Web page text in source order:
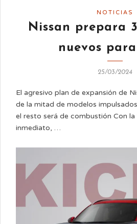
NOTICIAS
Nissan prepara
nuevos
25/03/2024
El agresivo plan de expansión de
de la mitad de modelos
el resto será de combustión Con
inmediato, …